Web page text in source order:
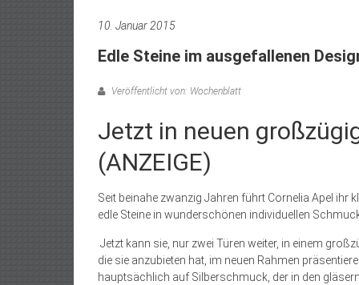
10. Januar 2015
Edle Steine im ausgefallenen
Veröffentlicht von: Wochenblatt
Jetzt in neuen
(ANZEIGE)
Seit beinahe zwanzig Jahren führt Cornelia Apel ihr
edle Steine in wunderschönen individuellen
Jetzt kann sie, nur zwei Türen weiter, in einem
die sie anzubieten hat, im neuen Rahmen
hauptsächlich auf Silberschmuck, der in den